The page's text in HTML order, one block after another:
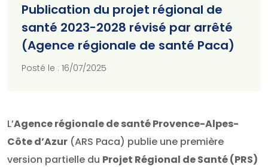
Publication du projet régional de
santé 2023-2028 révisé par arrêté
(Agence régionale de santé Paca)
Posté le : 16/07/2025
L’Agence régionale de santé Provence-Alpes-
Côte d’Azur (ARS Paca) publie une première
version partielle du Projet Régional de Santé (PRS)